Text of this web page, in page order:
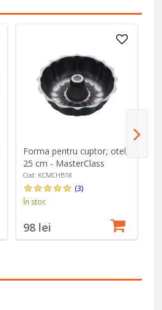
Forma pentru cuptor, otel,
25 cm - MasterClass
Cod: KCMCHB18
(3)
În stoc
98 lei